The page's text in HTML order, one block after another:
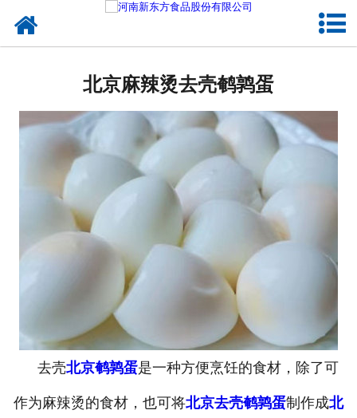
北京熟食品
北京调味品
北京鸡蛋壳粉
北京新东方食品
北京食品代加工
北京精忠报国八大锤典故版
北京麻辣烫去壳鹌鹑蛋
去壳北京鹌鹑蛋是一种方便烹饪的食材，除了可
作为麻辣烫的食材，也可将北京去壳鹌鹑蛋制作成北